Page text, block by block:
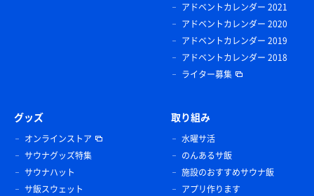
アドベントカレンダー 2021
アドベントカレンダー 2020
アドベントカレンダー 2019
アドベントカレンダー 2018
ライター募集
グッズ
オンラインストア
サウナグッズ特集
サウナハット
サ飯スウェット
取り組み
水曜サ活
のんあるサ飯
施設のおすすめサウナ飯
アプリ作ります